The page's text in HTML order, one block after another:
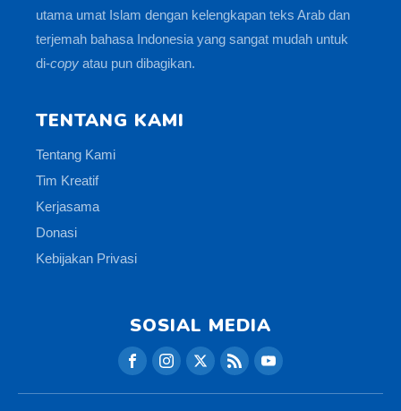
utama umat Islam dengan kelengkapan teks Arab dan
terjemah bahasa Indonesia yang sangat mudah untuk
di-copy atau pun dibagikan.
TENTANG KAMI
Tentang Kami
Tim Kreatif
Kerjasama
Donasi
Kebijakan Privasi
SOSIAL MEDIA